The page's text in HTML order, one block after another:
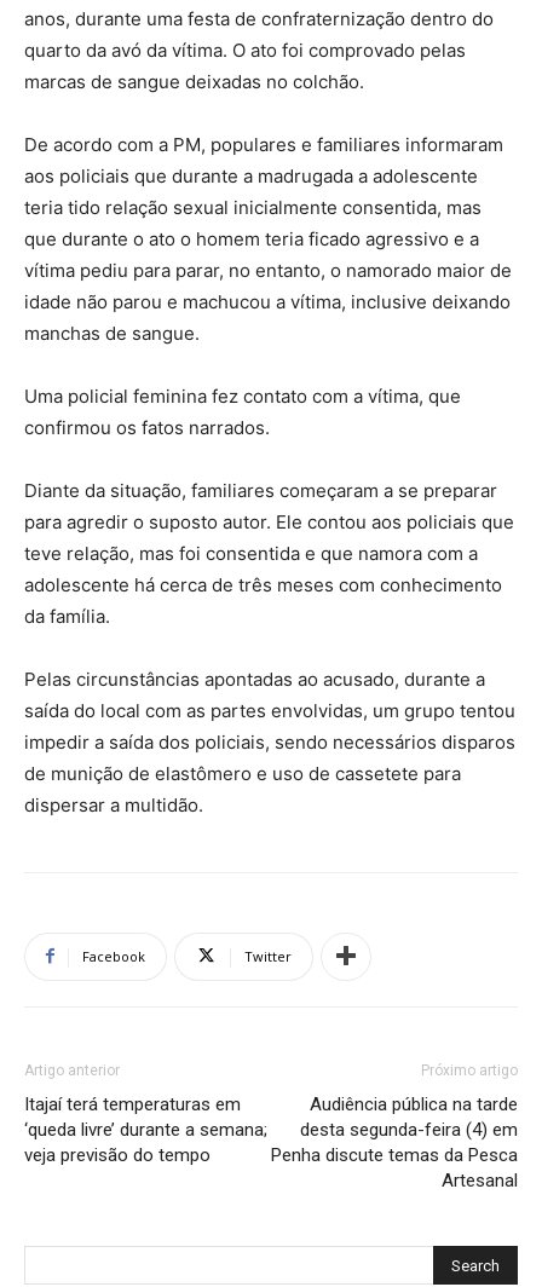
anos, durante uma festa de confraternização dentro do
quarto da avó da vítima. O ato foi comprovado pelas
marcas de sangue deixadas no colchão.
De acordo com a PM, populares e familiares informaram
aos policiais que durante a madrugada a adolescente
teria tido relação sexual inicialmente consentida, mas
que durante o ato o homem teria ficado agressivo e a
vítima pediu para parar, no entanto, o namorado maior de
idade não parou e machucou a vítima, inclusive deixando
manchas de sangue.
Uma policial feminina fez contato com a vítima, que
confirmou os fatos narrados.
Diante da situação, familiares começaram a se preparar
para agredir o suposto autor. Ele contou aos policiais que
teve relação, mas foi consentida e que namora com a
adolescente há cerca de três meses com conhecimento
da família.
Pelas circunstâncias apontadas ao acusado, durante a
saída do local com as partes envolvidas, um grupo tentou
impedir a saída dos policiais, sendo necessários disparos
de munição de elastômero e uso de cassetete para
dispersar a multidão.
Facebook Twitter
Artigo anterior
Itajaí terá temperaturas em
‘queda livre’ durante a semana;
veja previsão do tempo
Próximo artigo
Audiência pública na tarde
desta segunda-feira (4) em
Penha discute temas da Pesca
Artesanal